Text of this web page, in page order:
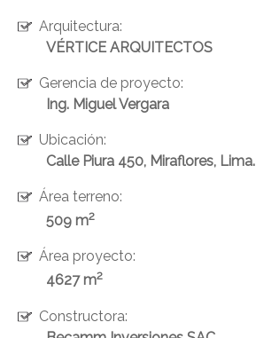
Arquitectura:
VÉRTICE ARQUITECTOS
Gerencia de proyecto:
Ing. Miguel Vergara
Ubicación:
Calle Piura 450, Miraflores, Lima.
Área terreno:
509 m2
Área proyecto:
4627 m2
Constructora: